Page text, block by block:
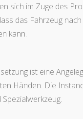
sich im Zuge des
das Fahrzeug
kann.
ist eine
Händen. Die